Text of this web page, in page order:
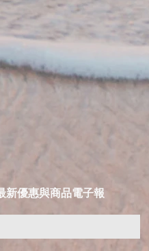
新優惠與商品電子報